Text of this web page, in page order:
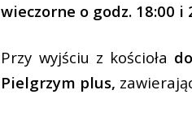
wieczorne o godz. 18:00
Przy wyjściu z kościoła
Pielgrzym plus,